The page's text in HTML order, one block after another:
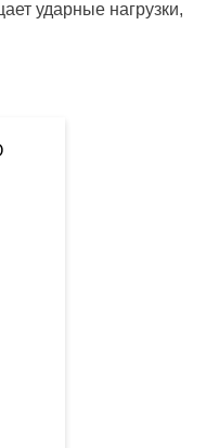
ударные нагрузки,